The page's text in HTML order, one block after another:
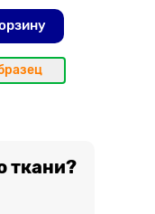
ткани?